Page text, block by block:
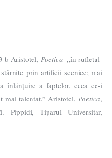
b Aristotel, Poetica: „în sufletul
prin artificii scenice; mai
înlănțuire a faptelor, ceea ce-i
mai talentat.” Aristotel, Poetica,
Pippidi, Tiparul Universitar,